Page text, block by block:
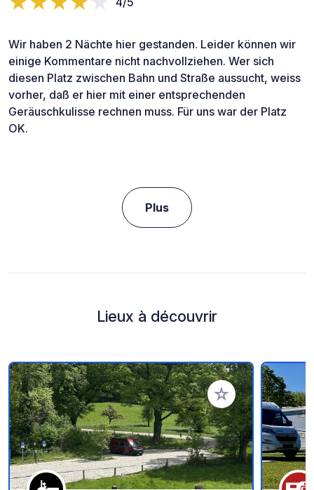
Wir haben 2 Nächte hier gestanden. Leider können wir
einige Kommentare nicht nachvollziehen. Wer sich
diesen Platz zwischen Bahn und Straße aussucht, weiss
vorher, daß er hier mit einer entsprechenden
Geräuschkulisse rechnen muss. Für uns war der Platz
OK.
Plus
Lieux à découvrir
Ajouter à vos